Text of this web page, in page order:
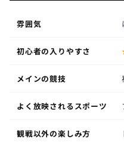
雰囲気
初心者の入りやすさ
メインの競技
よく放映されるスポーツ
観戦以外の楽しみ方